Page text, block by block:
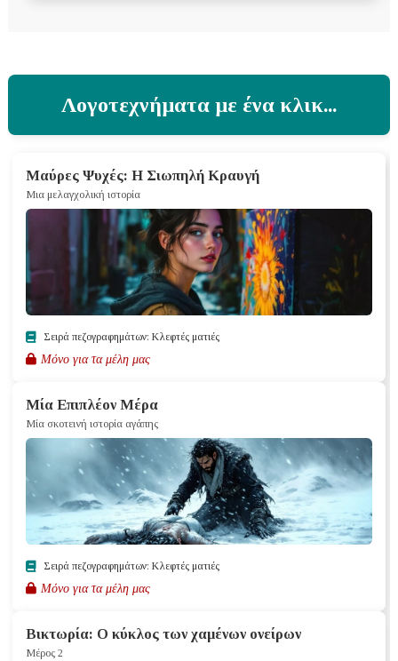
Λογοτεχνήματα με ένα κλικ...
Μαύρες Ψυχές: Η Σιωπηλή Κραυγή
Μια μελαγχολική ιστορία
Σειρά πεζογραφημάτων: Κλεφτές ματιές
Μόνο για τα μέλη μας
Μία Επιπλέον Μέρα
Μία σκοτεινή ιστορία αγάπης
Σειρά πεζογραφημάτων: Κλεφτές ματιές
Μόνο για τα μέλη μας
Βικτωρία: Ο κύκλος των χαμένων ονείρων
Μέρος 2